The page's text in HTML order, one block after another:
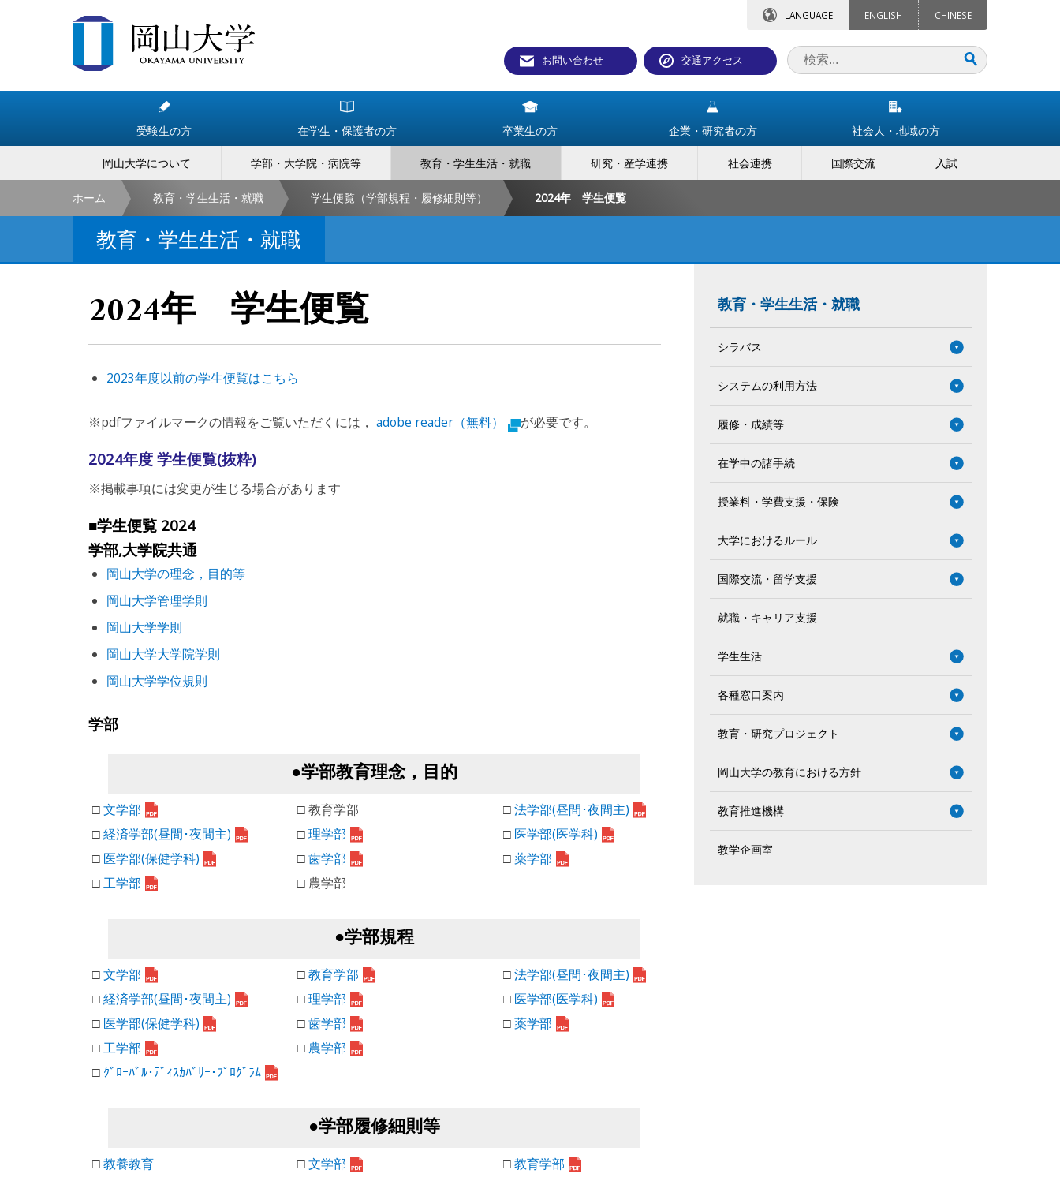
LANGUAGE ENGLISH CHINESE
お問い合わせ 交通アクセス
受験生の方 在学生・保護者の方 卒業生の方 企業・研究者の方 社会人・地域の方
岡山大学について 学部・大学院・病院等 教育・学生生活・就職 研究・産学連携 社会連携 国際交流 入試
ホーム 教育・学生生活・就職 学生便覧（学部規程・履修細則等） 2024年 学生便覧
教育・学生生活・就職
2024年 学生便覧
2023年度以前の学生便覧はこちら
※pdfファイルマークの情報をご覧いただくには， adobe reader（無料） が必要です。
2024年度 学生便覧(抜粋)
※掲載事項には変更が生じる場合があります
■学生便覧 2024
学部,大学院共通
岡山大学の理念，目的等
岡山大学管理学則
岡山大学学則
岡山大学大学院学則
岡山大学学位規則
学部
●学部教育理念，目的
□文学部 □ 教育学部 □法学部(昼間･夜間主)
□経済学部(昼間･夜間主) □理学部 □ 医学部(医学科)
□ 医学部(保健学科) □歯学部 □薬学部
□工学部 □ 農学部
●学部規程
□文学部 □教育学部 □法学部(昼間･夜間主)
□経済学部(昼間･夜間主) □理学部 □ 医学部(医学科)
□ 医学部(保健学科) □歯学部 □薬学部
□工学部 □ 農学部
□ ｸﾞﾛｰﾊﾞﾙ･ﾃﾞｨｽｶﾊﾞﾘｰ･ﾌﾟﾛｸﾞﾗﾑ
●学部履修細則等
□教養教育 □文学部 □教育学部
教育・学生生活・就職
シラバス
システムの利用方法
履修・成績等
在学中の諸手続
授業料・学費支援・保険
大学におけるルール
国際交流・留学支援
就職・キャリア支援
学生生活
各種窓口案内
教育・研究プロジェクト
岡山大学の教育における方針
教育推進機構
教学企画室